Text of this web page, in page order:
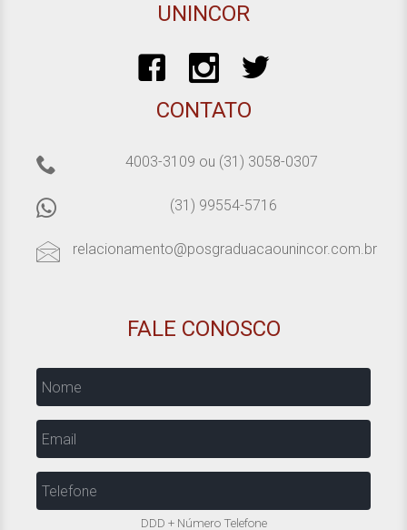
UNINCOR
CONTATO
4003-3109 ou (31) 3058-0307
(31) 99554-5716
relacionamento@posgraduacaounincor.com.br
FALE CONOSCO
DDD + Número Telefone